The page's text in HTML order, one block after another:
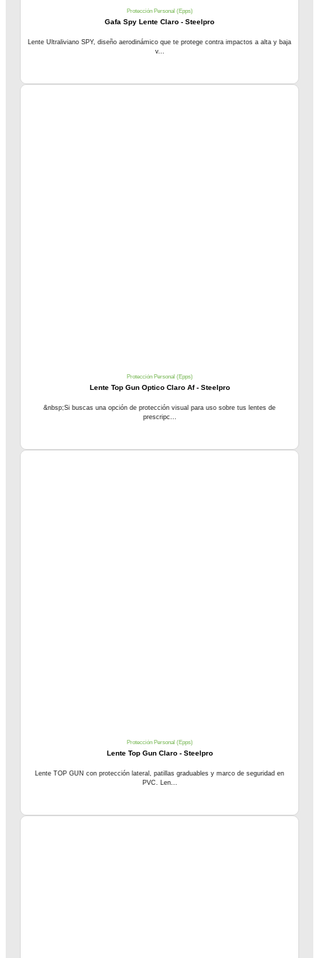
Protección Personal (Epps)
Gafa Spy Lente Claro - Steelpro
Lente Ultraliviano SPY, diseño aerodinámico que te protege contra impactos a alta y baja
v...
Protección Personal (Epps)
Lente Top Gun Optico Claro Af - Steelpro
&nbsp;Si buscas una opción de protección visual para uso sobre tus lentes de
prescripc...
Protección Personal (Epps)
Lente Top Gun Claro - Steelpro
Lente TOP GUN con protección lateral, patillas graduables y marco de seguridad en
PVC. Len...